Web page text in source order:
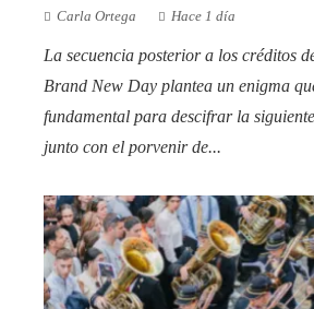
Carla Ortega Hace 1 día
La secuencia posterior a los créditos
Brand New Day plantea un enigma
fundamental para descifrar la
junto con el porvenir de...